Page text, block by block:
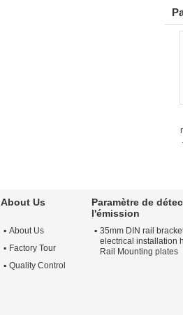
About Us
About Us
Factory Tour
Quality Control
Paramètre de
l'émission
35mm DIN rail
electrical installation
Rail Mounting plates